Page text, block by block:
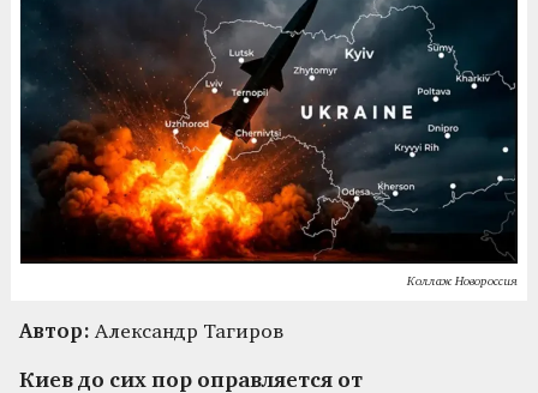
Коллаж Новороссия
Автор: Александр Тагиров
Киев до сих пор оправляется от